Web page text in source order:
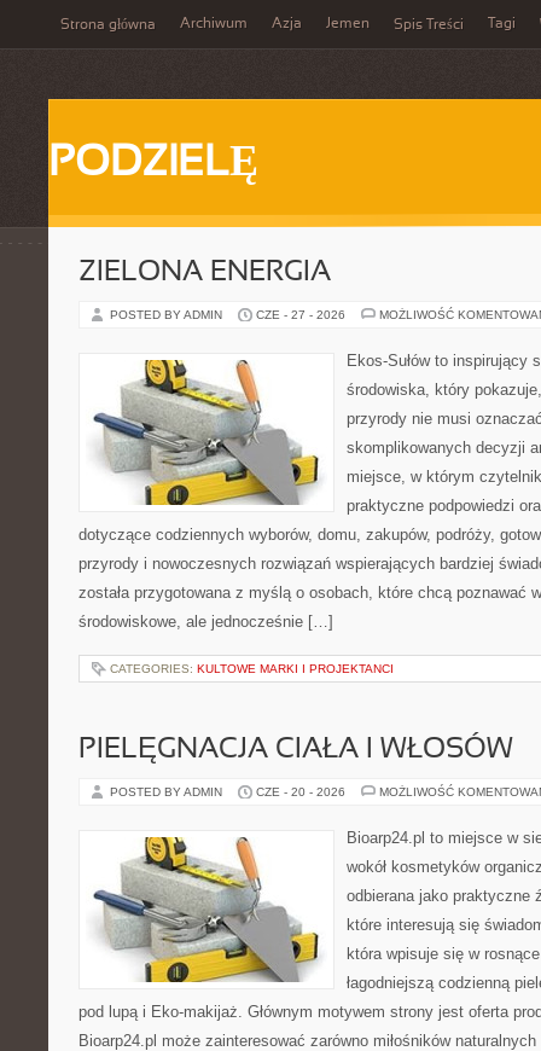
Strona główna Archiwum Azja Jemen Spis Treści Tagi
PODZIELĘ
ZIELONA ENERGIA
POSTED BY ADMIN CZE - 27 - 2026 MOŻLIWOŚĆ
Ekos-Sułów to inspirujący
środowiska, który
przyrody nie musi
skomplikowanych decyzji
miejsce, w którym
praktyczne podpowiedzi
dotyczące codziennych wyborów, domu, zakupów, podróży,
przyrody i nowoczesnych rozwiązań wspierających bardziej
została przygotowana z myślą o osobach, które chcą poznawać
środowiskowe, ale jednocześnie […]
CATEGORIES: KULTOWE MARKI I PROJEKTANCI
PIELĘGNACJA CIAŁA I WŁOSÓW
POSTED BY ADMIN CZE - 20 - 2026 MOŻLIWOŚĆ
Bioarp24.pl to miejsce w
wokół kosmetyków
odbierana jako praktyczne
które interesują się
która wpisuje się w
łagodniejszą codzienną
pod lupą i Eko-makijaż. Głównym motywem strony jest oferta
Bioarp24.pl może zainteresować zarówno miłośników